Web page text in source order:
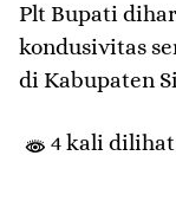
Plt Bupati
kondusivitas
di Kabupaten
4 kali dilihat